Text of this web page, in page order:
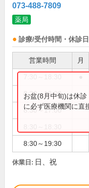
073-488-7809
薬局
診療/受付時間・休診日
営業時間 月
8:30～13:00
8:30～17:00
8:30～19:30
お盆(8月中旬)は休
に必ず医療機関に直
休業日: 日、祝